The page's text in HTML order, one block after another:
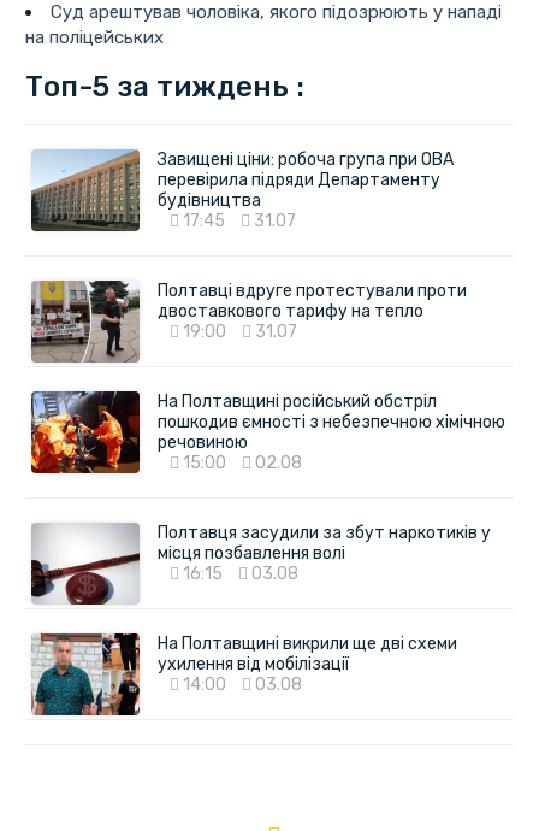
Суд арештував чоловіка, якого підозрюють у нападі
на поліцейських
Топ-5 за тиждень :
Завищені ціни: робоча група при ОВА
перевірила підряди Департаменту
будівництва
17:45
31.07
Полтавці вдруге протестували проти
двоставкового тарифу на тепло
19:00
31.07
На Полтавщині російський обстріл
пошкодив ємності з небезпечною хімічною
речовиною
15:00
02.08
Полтавця засудили за збут наркотиків у
місця позбавлення волі
16:15
03.08
На Полтавщині викрили ще дві схеми
ухилення від мобілізації
14:00
03.08